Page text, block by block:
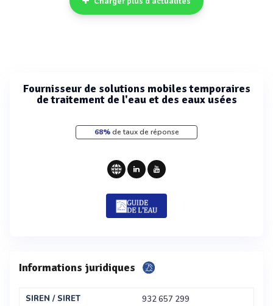
Fournisseur de solutions mobiles temporaires
de traitement de l'eau et des eaux usées
68%de taux de réponse
Informations juridiques
SIREN / SIRET
932 657 299